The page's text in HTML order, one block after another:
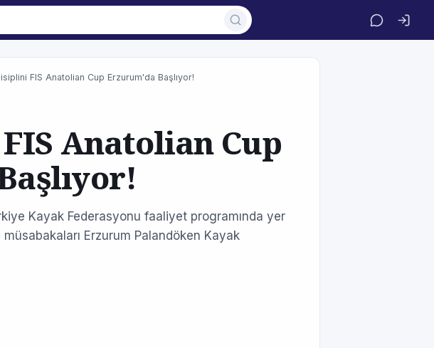
FIS Anatolian Cup Erzurum'da Başlıyor!
Anatolian Cup
Kayak Federasyonu faaliyet programında yer
Erzurum Palandöken Kayak